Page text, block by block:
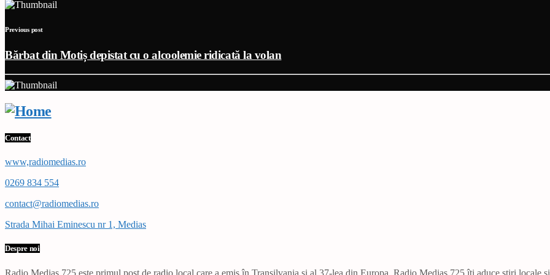
Previous post
Bărbat din Motiș depistat cu o alcoolemie ridicată la volan
Contact
www,radiomedias.ro
0269 834 554
contact@radiomedias.ro
Strada Mihai Eminescu nr 1, Medias
Despre noi
Radio Mediaș 725 este primul post de radio local care a emis în Transilvania și al 37-lea din Europa. Radio Mediaș 725 îți aduce știri locale